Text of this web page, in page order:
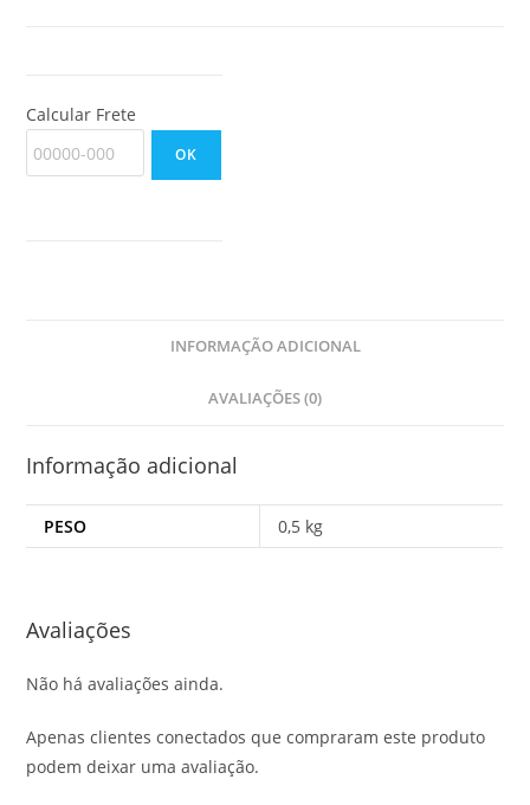
quantidade
Calcular Frete
OK
INFORMAÇÃO ADICIONAL
AVALIAÇÕES (0)
Informação adicional
PESO 0,5 kg
Avaliações
Não há avaliações ainda.
Apenas clientes conectados que compraram este produto
podem deixar uma avaliação.